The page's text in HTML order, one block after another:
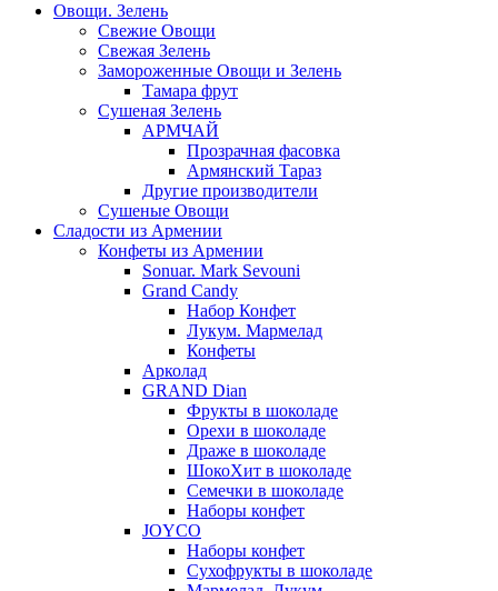
Овощи. Зелень
Свежие Овощи
Свежая Зелень
Замороженные Овощи и Зелень
Тамара фрут
Сушеная Зелень
АРМЧАЙ
Прозрачная фасовка
Армянский Тараз
Другие производители
Сушеные Овощи
Сладости из Армении
Конфеты из Армении
Sonuar. Mark Sevouni
Grand Candy
Набор Конфет
Лукум. Мармелад
Конфеты
Арколад
GRAND Dian
Фрукты в шоколаде
Орехи в шоколаде
Драже в шоколаде
ШокоХит в шоколаде
Семечки в шоколаде
Наборы конфет
JOYCO
Наборы конфет
Сухофрукты в шоколаде